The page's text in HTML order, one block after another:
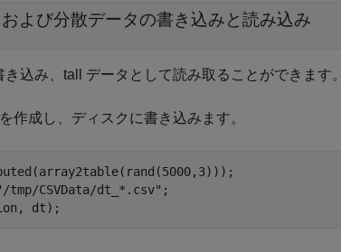
よび分散データの書き込みと読み込み
き込み、tall データとして読み取ることができます
作成し、ディスクに書き込みます。
tmp/CSVData/dt_*.csv" ;
dt);